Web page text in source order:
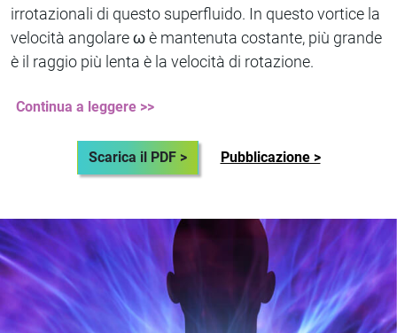
irrotazionali di questo superfluido. In questo vortice la
velocità angolare ω è mantenuta costante, più grande
è il raggio più lenta è la velocità di rotazione.
Continua a leggere >>
Scarica il PDF > Pubblicazione >